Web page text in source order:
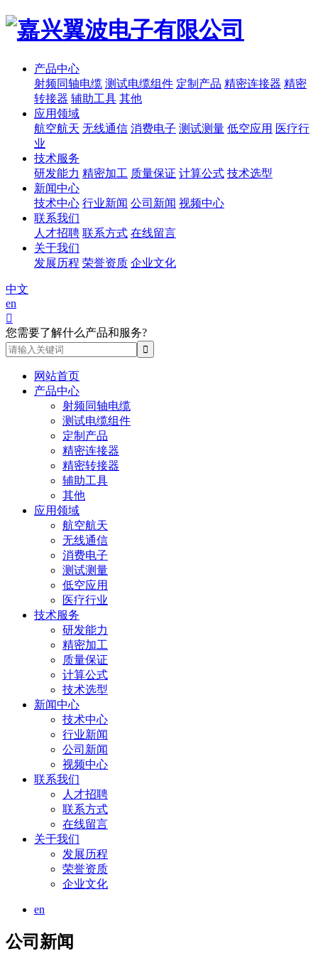
产品中心
射频同轴电缆 测试电缆组件 定制产品 精密连接器 精密
转接器 辅助工具 其他
应用领域
航空航天 无线通信 消费电子 测试测量 低空应用 医疗行
业
技术服务
研发能力 精密加工 质量保证 计算公式 技术选型
新闻中心
技术中心 行业新闻 公司新闻 视频中心
联系我们
人才招聘 联系方式 在线留言
关于我们
发展历程 荣誉资质 企业文化
中文
en

您需要了解什么产品和服务?
网站首页
产品中心
射频同轴电缆
测试电缆组件
定制产品
精密连接器
精密转接器
辅助工具
其他
应用领域
航空航天
无线通信
消费电子
测试测量
低空应用
医疗行业
技术服务
研发能力
精密加工
质量保证
计算公式
技术选型
新闻中心
技术中心
行业新闻
公司新闻
视频中心
联系我们
人才招聘
联系方式
在线留言
关于我们
发展历程
荣誉资质
企业文化
en
公司新闻